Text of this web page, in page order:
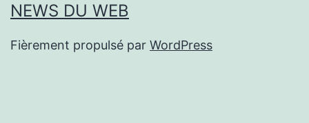
NEWS DU WEB
Fièrement propulsé par WordPress